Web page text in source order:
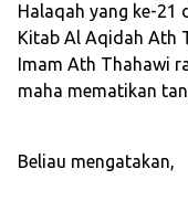
Halaqah yang ke-21
Kitab Al Aqidah Ath
Imam Ath Thahawi
maha mematikan
Beliau mengatakan,